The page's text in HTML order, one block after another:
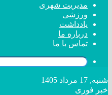
مدیریت شهری
ورزشی
یادداشت
درباره ما
تماس با ما
شنبه, 17 مرداد 1405
خبر فوری